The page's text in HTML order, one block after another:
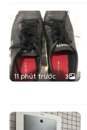
11 phút trước 3